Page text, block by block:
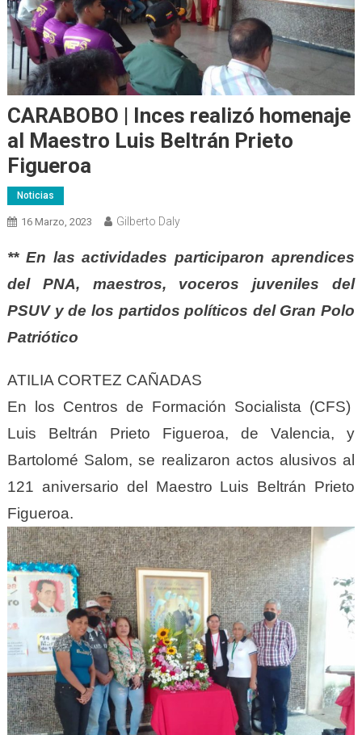
CARABOBO | Inces realizó homenaje
al Maestro Luis Beltrán Prieto
Figueroa
Noticias
16 Marzo, 2023 Gilberto Daly
** En las actividades participaron aprendices
del PNA, maestros, voceros juveniles del
PSUV y de los partidos políticos del Gran Polo
Patriótico
ATILIA CORTEZ CAÑADAS
En los Centros de Formación Socialista (CFS)
Luis Beltrán Prieto Figueroa, de Valencia, y
Bartolomé Salom, se realizaron actos alusivos al
121 aniversario del Maestro Luis Beltrán Prieto
Figueroa.